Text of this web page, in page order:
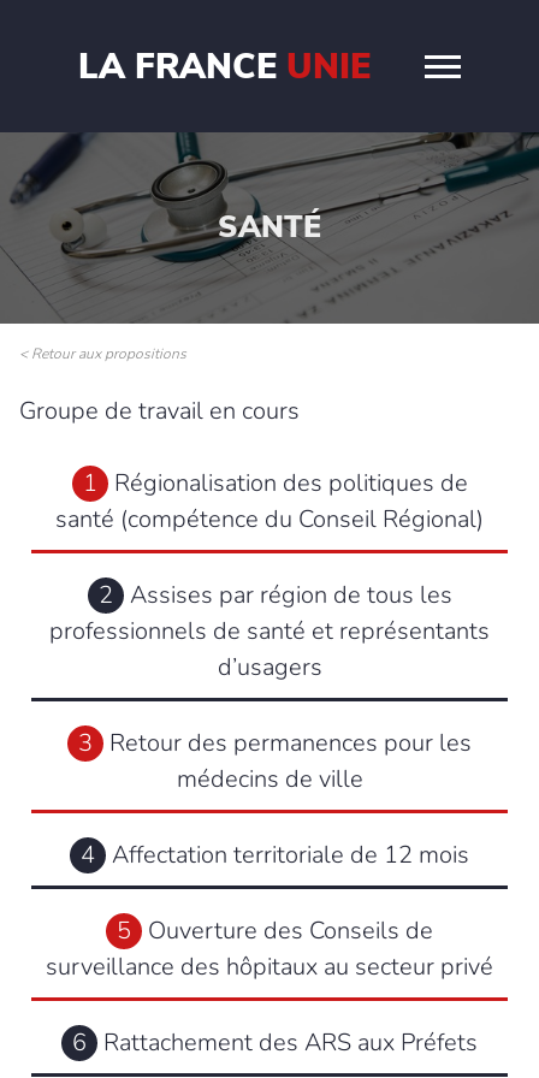
LA FRANCE UNIE
SANTÉ
< Retour aux propositions
Groupe de travail en cours
1 Régionalisation des politiques de
santé (compétence du Conseil Régional)
2 Assises par région de tous les
professionnels de santé et représentants
d’usagers
3 Retour des permanences pour les
médecins de ville
4 Affectation territoriale de 12 mois
5 Ouverture des Conseils de
surveillance des hôpitaux au secteur privé
6 Rattachement des ARS aux Préfets